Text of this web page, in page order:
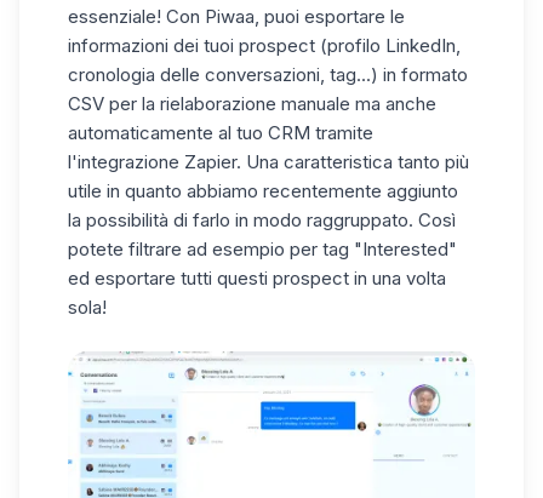
essenziale! Con Piwaa, puoi esportare le
informazioni dei tuoi prospect (profilo LinkedIn,
cronologia delle conversazioni, tag...) in formato
CSV per la rielaborazione manuale ma anche
automaticamente al tuo CRM tramite
l'integrazione Zapier. Una caratteristica tanto più
utile in quanto abbiamo recentemente aggiunto
la possibilità di farlo in modo raggruppato. Così
potete filtrare ad esempio per tag "Interested"
ed esportare tutti questi prospect in una volta
sola!